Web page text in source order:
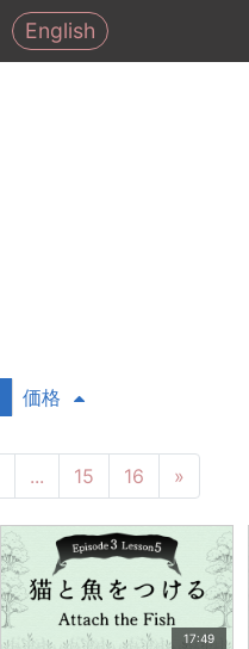
English
価格
... 15 16 »
17:49